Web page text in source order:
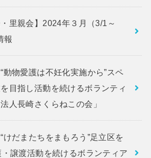
・里親会】2024年３月（3/1～
報
動物愛護は不妊化実施から”スペ
目指し活動を続けるボランティ
人長崎さくらねこの会」
けだまたちをまもろう”足立区を
譲渡活動を続けるボランティア